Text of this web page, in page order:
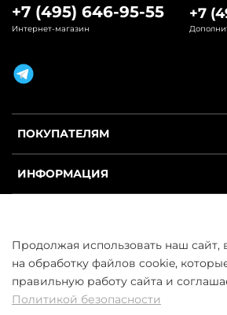
ПОКУПАТЕЛЯМ
ИНФОРМАЦИЯ
+7 (495) 646-95-55
Интернет-магазин
+7
ООО «ГосСнабРезерв» © 2013–2026 -
Продолжая использовать наш сайт,
на обработку файлов cookie,
правильную работу сайта и
Политикой безопасности